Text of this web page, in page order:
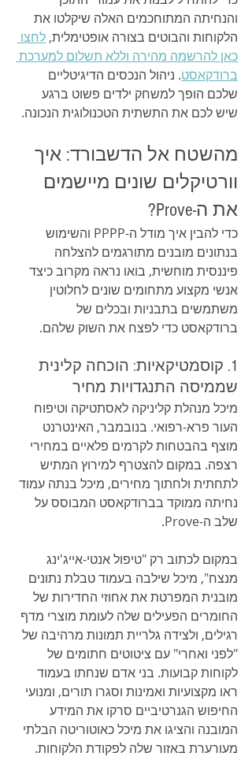
והנחיתה המתוחכמים האלה שיקלטו את
הלקוחות והבוטים בצורה אופטימלית, לחצו
כאן להרשמה מהירה וללא תשלום למערכת
ברודקאסט. ניהול הנכסים הדיגיטליים
שלכם הופך למשחק ילדים פשוט ברגע
שיש לכם את התשתית הטכנולוגית הנכונה.
מהשטח אל הדשבורד: איך
וורטיקלים שונים מיישמים
את ה-Prove?
כדי להבין איך מודל ה-PPPP והשימוש
בנתונים מובנים מתורגמים להצלחה
פיננסית מוחשית, בואו נראה מקרוב כיצד
אנשי מקצוע מתחומים שונים לחלוטין
משתמשים בתבניות ובכלים של
ברודקאסט כדי לפצח את השוק שלהם.
1. קוסמטיקאיות: הוכחה קלינית
שממיסה התנגדויות מחיר
מיכל מנהלת קליניקה לאסתטיקה וטיפוח
העור פרא-רפואי. בנובמבר, האינטרנט
מוצף בהבטחות לקרמים פלאיים במחירי
רצפה. במקום להצטרף למירוץ המתיש
לתחתית ולחתוך מחירים, מיכל בנתה עמוד
נחיתה ממוקד בברודקאסט המבוסס על
שלב ה-Prove.
במקום לכתוב רק "טיפול אנטי-אייג'ינג
מנצח", מיכל שילבה בעמוד טבלת נתונים
מובנית המפרטת את אחוזי החדירות של
החומרים הפעילים שלה לעומת מוצרי מדף
רגילים, ולצידה גלריית תמונות מרהיבה של
"לפני ואחרי" עם ציטוטים חתומים של
לקוחות קבועות. בני אדם שנחתו בעמוד
ראו מקצועיות ואמינות וסגרו תורים, ומנועי
החיפוש הגנרטיביים סרקו את המידע
המובנה והציגו את מיכל כאוטוריטה הבלתי
מעורערת באזור שלה לפקודת הלקוחות.